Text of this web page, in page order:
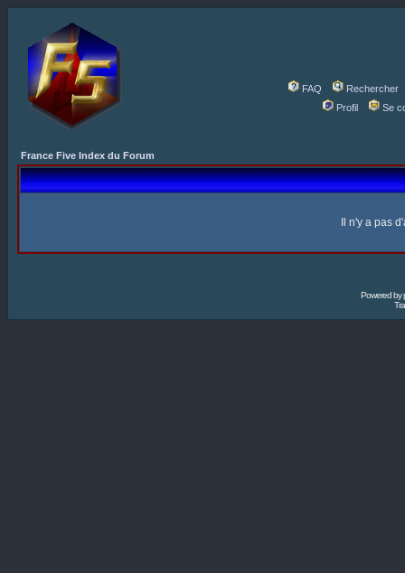
FAQ
Rechercher
Profil
Se
France Five Index du Forum
Il n'y a pas
Powered by